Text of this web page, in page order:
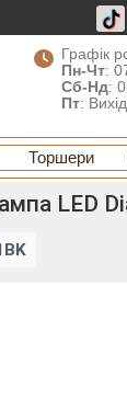
Графік
Пн-Чт:
Сб-Нд:
Пт:
Торшери
LED